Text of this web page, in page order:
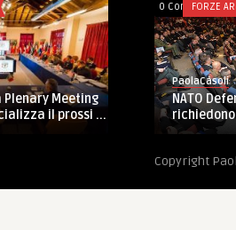
0 CommentsFORZE ARMATE
PaolaCasoli
NATO Defense College: “le sfide
richiedono risposte dalla NATO e ...
Copyright